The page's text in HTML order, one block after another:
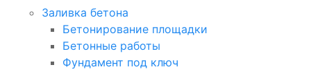
Заливка бетона
Бетонирование площадки
Бетонные работы
Фундамент под ключ